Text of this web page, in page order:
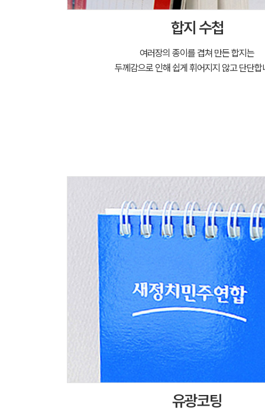
합지 수첩
여러장의 종이를 겹쳐 만든 합지는
두께감으로 인해 쉽게 휘어지지 않고 단단합
유광코팅